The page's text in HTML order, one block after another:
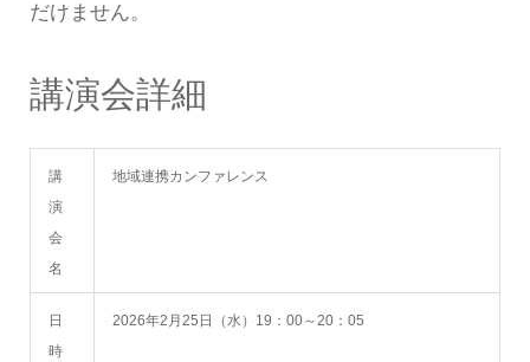
だけません。
講演会詳細
講
演
会
名
地域連携カンファレンス
日
時
2026年2月25日（水）19：00～20：05